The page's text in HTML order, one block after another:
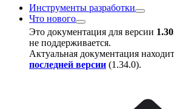
Инструменты разработки
Что нового
Это документация для версии
не поддерживается.
Актуальная документация
последней версии (1.34.0).